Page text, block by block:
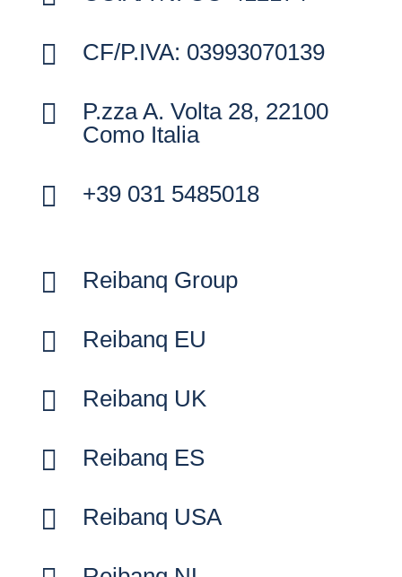
 CF/P.IVA: 03993070139

P.zza A. Volta 28, 22100
Como Italia
 +39 031 5485018
 Reibanq Group
 Reibanq EU
 Reibanq UK
 Reibanq ES
 Reibanq USA